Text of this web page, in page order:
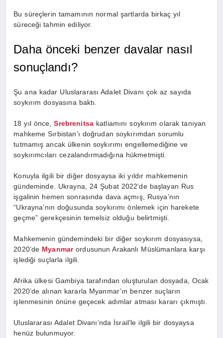
Bu süreçlerin tamamının normal şartlarda birkaç yıl
süreceği tahmin ediliyor.
Daha önceki benzer davalar nasıl
sonuçlandı?
Şu ana kadar Uluslararası Adalet Divanı çok az sayıda
soykırım dosyasına baktı.
18 yıl önce,Srebrenitsa katliamını soykırım olarak tanıyan
mahkeme Sırbistan’ı doğrudan soykırımdan sorumlu
tutmamış ancak ülkenin soykırımı engellemediğine ve
soykırımcıları cezalandırmadığına hükmetmişti.
Konuyla ilgili bir diğer dosyaysa iki yıldır mahkemenin
gündeminde. Ukrayna, 24 Şubat 2022’de başlayan Rus
işgalinin hemen sonrasında dava açmış, Rusya’nın
“Ukrayna’nın doğusunda soykırımı önlemek için harekete
geçme” gerekçesinin temelsiz olduğu belirtmişti.
Mahkemenin gündemindeki bir diğer soykırım dosyasıysa,
2020’de Myanmarordusunun Arakanlı Müslümanlara karşı
işlediği suçlarla ilgili.
Afrika ülkesi Gambiya tarafından oluşturulan dosyada, Ocak
2020’de alınan kararla Myanmar’ın benzer suçların
işlenmesinin önüne geçecek adımlar atması kararı çıkmıştı.
Uluslararası Adalet Divanı’nda İsrail’le ilgili bir dosyaysa
henüz bulunmuyor.